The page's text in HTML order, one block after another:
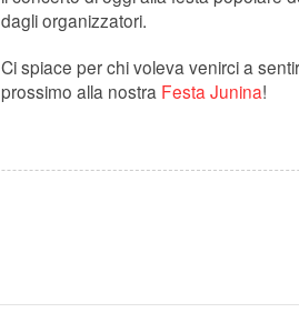
dagli organizzatori.
Ci spiace per chi voleva venirci a
prossimo alla nostra Festa Junina!